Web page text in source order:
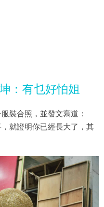
：有乜好怕姐
裝合照，並發文寫道：
就證明你已經長大了，其